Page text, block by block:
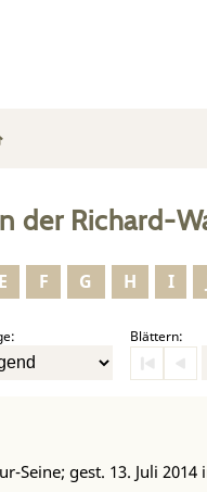
der Richard-
E F G H I
Blättern:
Seine; gest. 13. Juli 2014